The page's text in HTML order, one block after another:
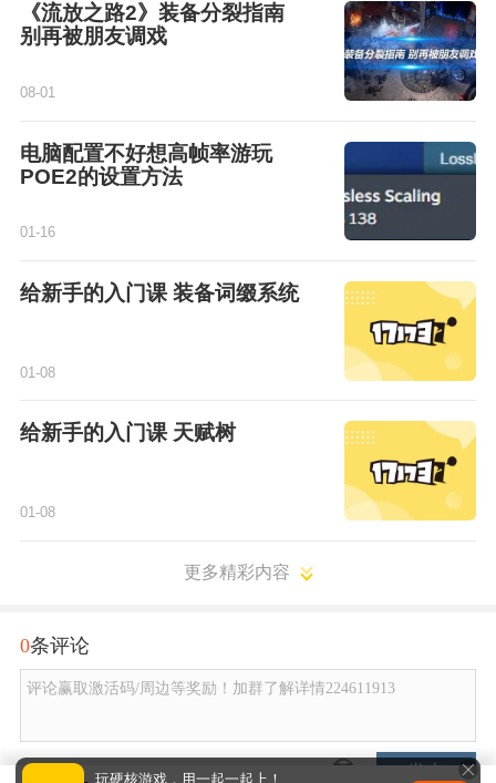
《流放之路2》装备分裂指南
别再被朋友调戏
08-01
电脑配置不好想高帧率游玩
POE2的设置方法
01-16
给新手的入门课 装备词缀系统
01-08
给新手的入门课 天赋树
01-08
更多精彩内容
0条评论
评论赢取激活码/周边等奖励！加群了解详情224611913
发布